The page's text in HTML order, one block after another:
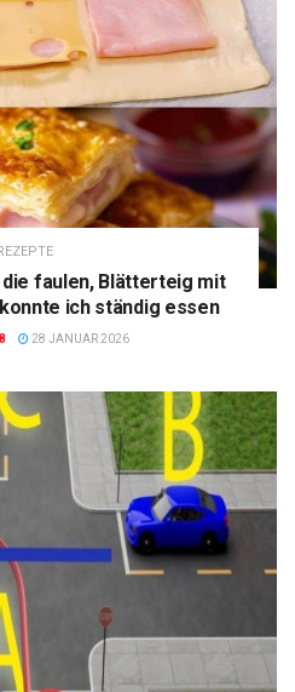
REZEPTE
faulen, Blätterteig mit
ich ständig essen
28 JANUAR 2026